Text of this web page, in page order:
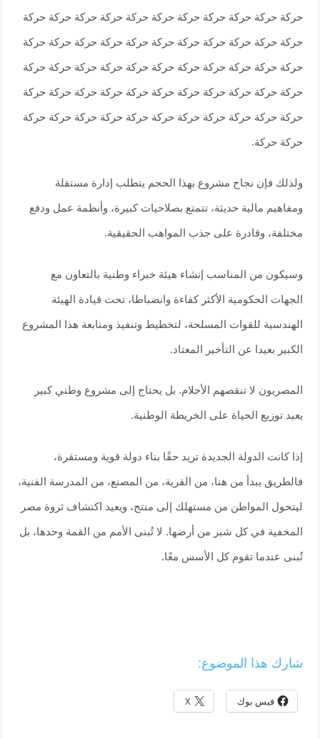
حركة حركة حركة حركة حركة حركة حركة حركة حركة حركة حركة
حركة حركة حركة حركة حركة حركة حركة حركة حركة حركة حركة
حركة حركة حركة حركة حركة حركة حركة حركة حركة حركة حركة
حركة حركة حركة حركة حركة حركة حركة حركة حركة حركة حركة
حركة حركة حركة حركة حركة حركة حركة حركة حركة حركة حركة
حركة حركة.
ولذلك فإن نجاح مشروع بهذا الحجم يتطلب إدارة مستقلة
ومفاهيم مالية حديثة، تتمتع بصلاحيات كبيرة، وأنظمة عمل ودفع
مختلفة، وقادرة على جذب المواهب الحقيقية.
وسيكون من المناسب إنشاء هيئة خبراء وطنية بالتعاون مع
الجهات الحكومية الأكثر كفاءة وانضباطا، تحت قيادة الهيئة
الهندسية للقوات المسلحة، لتخطيط وتنفيذ ومتابعة هذا المشروع
الكبير بعيدا عن التأخير المعتاد.
المصريون لا تنقصهم الأحلام. بل يحتاج إلى مشروع وطني كبير
يعيد توزيع الحياة على الخريطة الوطنية.
إذا كانت الدولة الجديدة تريد حقًا بناء دولة قوية ومستقرة،
فالطريق يبدأ من هنا، من القرية، من المصنع، من المدرسة الفنية،
ليتحول المواطن من مستهلك إلى منتج، ويعيد اكتشاف ثروة مصر
المخفية في كل شبر من أرضها. لا تُبنى الأمم من القمة وحدها، بل
تُبنى عندما تقوم كل الأسس معًا.
شارك هذا الموضوع:
فيس بوك X